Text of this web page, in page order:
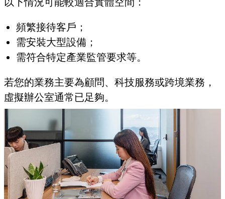
頻繁接待客戶；
需安裝大型設備；
需符合特定產業監管要求等。
若您的業務主要為顧問、科技服務或跨境業務，
虛擬辦公室通常已足夠。